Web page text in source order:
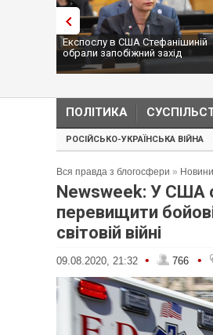
Експослу в США Стефанішиній
обрали запобіжний захід
ПОЛІТИКА
РОСІЙСЬКО-УКРАЇНСЬКА ВІЙНА
Вся правда з блогосфери »
Newsweek: У США
перевищити
світовій війні
09.08.2020, 21:32 • 766 •